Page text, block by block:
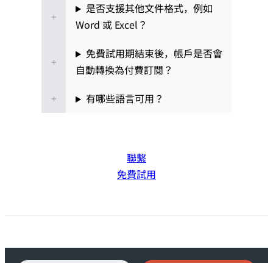
是否支援其他文件格式，例如
Word 或 Excel？
免費試用期結束後，帳戶是否會
自動轉換為付費訂閱？
有哪些語言可用？
聯繫
免費試用